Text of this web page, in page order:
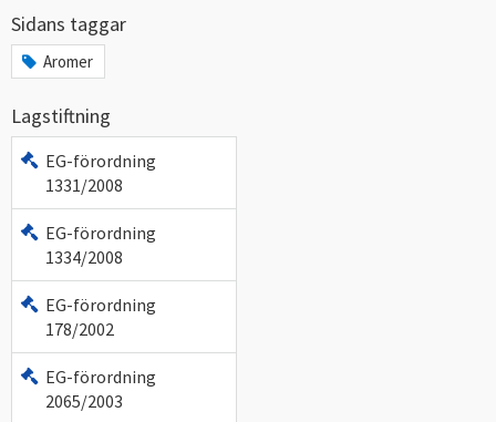
Sidans taggar
Aromer
Lagstiftning
EG-förordning
1331/2008
EG-förordning
1334/2008
EG-förordning
178/2002
EG-förordning
2065/2003